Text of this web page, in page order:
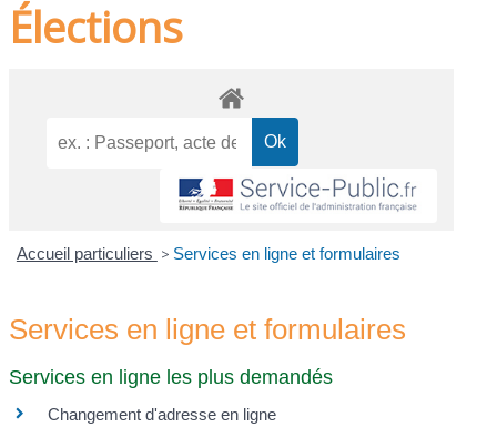
Élections
Accueil particuliers > Services en ligne et formulaires
Services en ligne et formulaires
Services en ligne les plus demandés
Changement d'adresse en ligne